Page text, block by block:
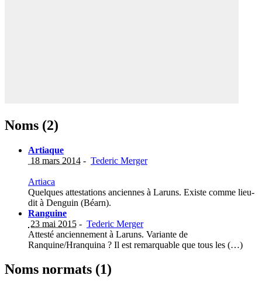
Noms (2)
Artiaque
18 mars 2014 - Tederic Merger
Artiaca
Quelques attestations anciennes à Laruns. Existe comme lieu-
dit à Denguin (Béarn).
Ranguine
23 mai 2015 - Tederic Merger
Attesté anciennement à Laruns. Variante de
Ranquine/Hranquina ? Il est remarquable que tous les (…)
Noms normats (1)